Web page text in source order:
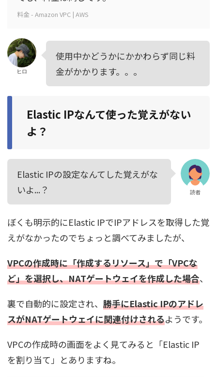
料金 - Amazon VPC | AWS
ヒロ
使用中かどうかにかかわらず同じ料
金がかかります。。。
Elastic IPなんて使った覚えがない
よ？
Elastic IPの設定なんてした覚えがな
いよ...？
読者
ぼくも明示的にElastic IPでIPアドレスを取得した覚
えがなかったのでちょっと調べてみましたが、
VPCの作成時に「作成するリソース」で「VPCな
ど」を選択し、NATゲートウェイを作成した場合、
裏で自動的に設定され、 勝手にElastic IPのアドレ
スがNATゲートウェイに関連付けされるようです。
VPCの作成時の画面をよく見てみると「Elastic IP
を割り当て」とありますね。